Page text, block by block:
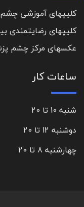
کلیپهای آموزشی
کلیپهای رضایتمندی
عکسهای مرکز چشم
ساعات کار
شنبه 10 تا 20
دوشنبه 12 تا 20
چهارشنبه 8 تا 20